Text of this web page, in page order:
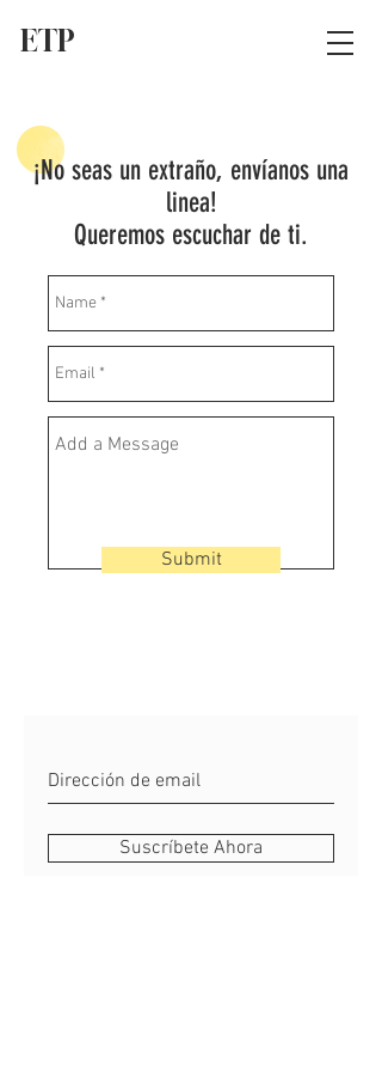
ETP
¡No seas un extraño, envíanos una
linea!
Queremos escuchar de ti.
Submit
Suscríbete Ahora